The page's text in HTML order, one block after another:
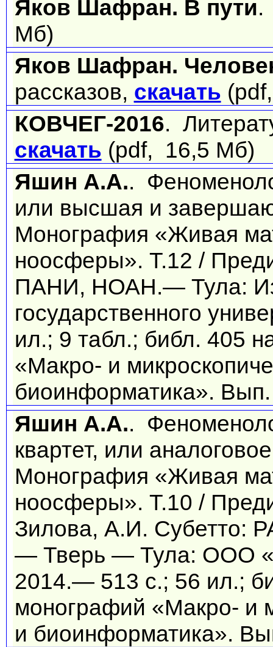
Яков Шафран. В пути.
Мб)
Яков Шафран.
рассказов, скачать
КОВЧЕГ-2016.
скачать (pdf, 16,5 Мб)
Яшин А.А..
или высшая и
Монография «Живая
ноосферы». Т.12 /
ПАНИ, НОАН.— Тула:
государственного
ил.; 9 табл.; библ. 405
«Макро- и
биоинформатика».
Яшин А.А..
квартет, или
Монография «Живая
ноосферы». Т.10 /
Зилова, А.И.
— Тверь — Тула: ООО
2014.— 513 с.; 56 ил.;
монографий «Макро- и
и биоинформатика».